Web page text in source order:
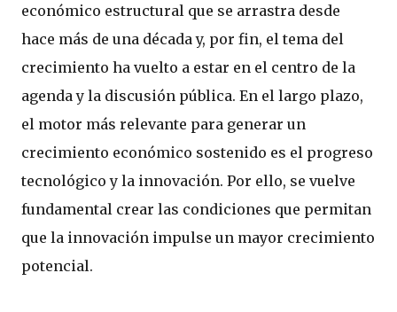
económico estructural que se arrastra desde
hace más de una década y, por fin, el tema del
crecimiento ha vuelto a estar en el centro de la
agenda y la discusión pública. En el largo plazo,
el motor más relevante para generar un
crecimiento económico sostenido es el progreso
tecnológico y la innovación. Por ello, se vuelve
fundamental crear las condiciones que permitan
que la innovación impulse un mayor crecimiento
potencial.